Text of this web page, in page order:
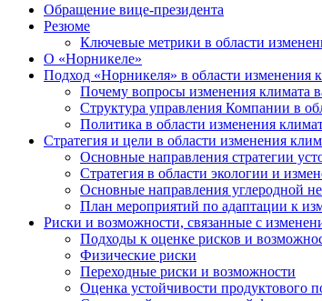
Обращение вице-президента
Резюме
Ключевые метрики в области
О «Норникеле»
Подход «Норникеля» в области изменения
Почему вопросы изменения климата
Структура управления Компании в
Политика в области изменения
Стратегия и цели в области изменения
Основные направления стратегии
Стратегия в области экологии и
Основные направления углеродной
План мероприятий по адаптации к
Риски и возможности, связанные с
Подходы к оценке рисков и
Физические риски
Переходные риски и возможности
Оценка устойчивости продуктового